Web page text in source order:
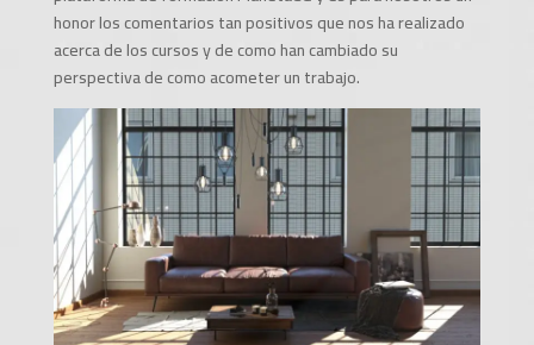
honor los comentarios tan positivos que nos ha realizado
acerca de los cursos y de como han cambiado su
perspectiva de como acometer un trabajo.